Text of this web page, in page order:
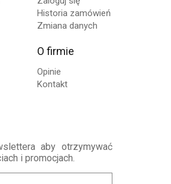
Historia zamówień
Zmiana danych
O firmie
Opinie
Kontakt
aby otrzymywać
i promocjach.